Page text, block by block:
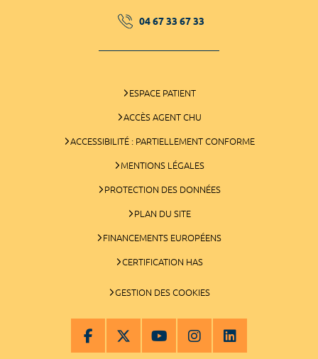
04 67 33 67 33
ESPACE PATIENT
ACCÈS AGENT CHU
ACCESSIBILITÉ : PARTIELLEMENT CONFORME
MENTIONS LÉGALES
PROTECTION DES DONNÉES
PLAN DU SITE
FINANCEMENTS EUROPÉENS
CERTIFICATION HAS
GESTION DES COOKIES